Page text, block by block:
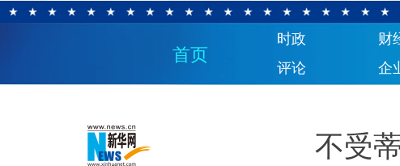
首页
时政 财
评论
企
不受